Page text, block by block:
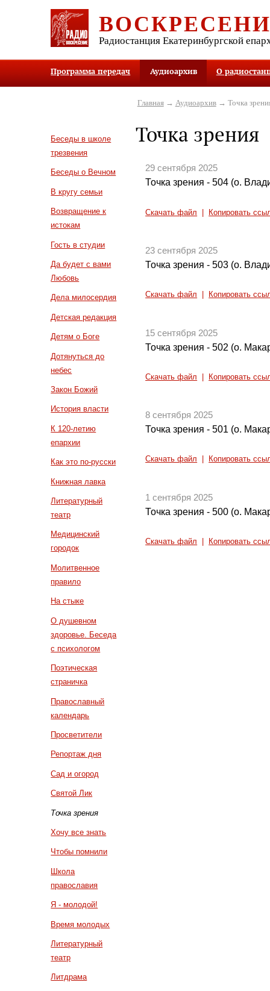
Радиостанция Екатеринбургской
Программа передач Аудиоархив О
Беседы в школе
трезвения
Беседы о Вечном
В кругу семьи
Возвращение к
истокам
Гость в студии
Да будет с вами
Любовь
Дела милосердия
Детская редакция
Детям о Боге
Дотянуться до
небес
Закон Божий
История власти
К 120-летию
епархии
Как это по-русски
Книжная лавка
Литературный
театр
Медицинский
городок
Молитвенное
правило
На стыке
О душевном
здоровье. Беседа
с психологом
Поэтическая
страничка
Православный
календарь
Просветители
Репортаж дня
Сад и огород
Святой Лик
Точка зрения
Хочу все знать
Чтобы помнили
Школа
православия
Я - молодой!
Время молодых
Литературный
театр
Литдрама
Главная→ Аудиоархив→ Точка
Точка зрения
29 сентября 2025
Точка зрения - 504 (о.
Скачать файл Копировать
23 сентября 2025
Точка зрения - 503 (о.
Скачать файл Копировать
15 сентября 2025
Точка зрения - 502 (о.
Скачать файл Копировать
8 сентября 2025
Точка зрения - 501 (о.
Скачать файл Копировать
1 сентября 2025
Точка зрения - 500 (о.
Скачать файл Копировать